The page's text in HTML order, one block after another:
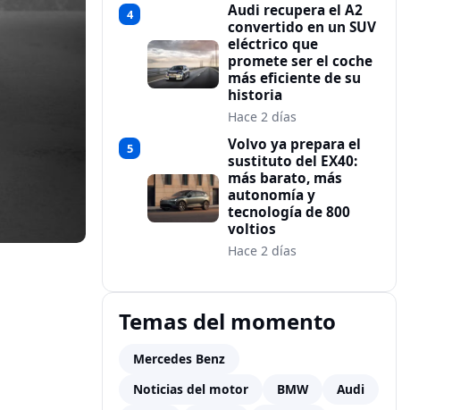
4
Audi recupera el A2
convertido en un SUV
eléctrico que
promete ser el coche
más eficiente de su
historia
Hace 2 días
5
Volvo ya prepara el
sustituto del EX40:
más barato, más
autonomía y
tecnología de 800
voltios
Hace 2 días
Temas del momento
Mercedes Benz
Noticias del motor
BMW
Audi